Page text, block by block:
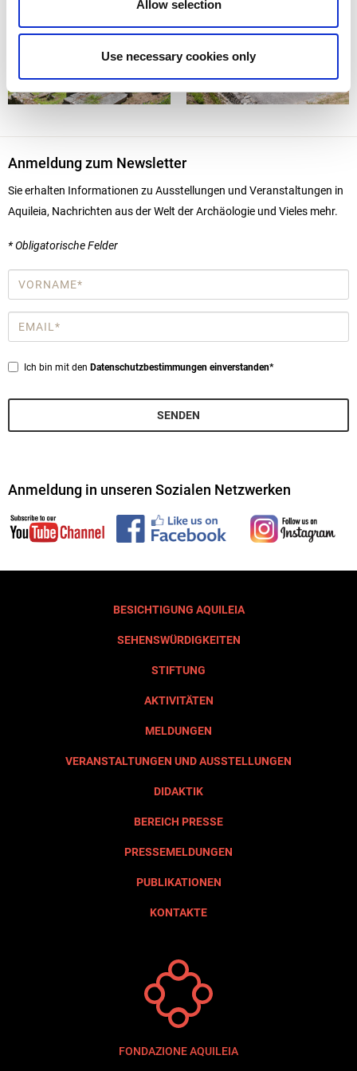
Allow selection
Use necessary cookies only
Anmeldung zum Newsletter
Sie erhalten Informationen zu Ausstellungen und Veranstaltungen in
Aquileia, Nachrichten aus der Welt der Archäologie und Vieles mehr.
* Obligatorische Felder
Vorname
*
Email
*
PrivacyIch bin mit den Datenschutzbestimmungen einverstanden*
SENDEN
Anmeldung in unseren Sozialen Netzwerken
BESICHTIGUNG AQUILEIA
SEHENSWÜRDIGKEITEN
STIFTUNG
AKTIVITÄTEN
MELDUNGEN
VERANSTALTUNGEN UND AUSSTELLUNGEN
DIDAKTIK
BEREICH PRESSE
PRESSEMELDUNGEN
PUBLIKATIONEN
KONTAKTE
FONDAZIONE AQUILEIA